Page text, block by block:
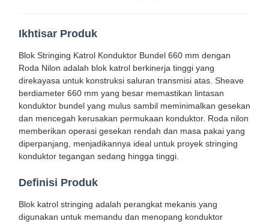
Ikhtisar Produk
Blok Stringing Katrol Konduktor Bundel 660 mm dengan
Roda Nilon adalah blok katrol berkinerja tinggi yang
direkayasa untuk konstruksi saluran transmisi atas. Sheave
berdiameter 660 mm yang besar memastikan lintasan
konduktor bundel yang mulus sambil meminimalkan gesekan
dan mencegah kerusakan permukaan konduktor. Roda nilon
memberikan operasi gesekan rendah dan masa pakai yang
diperpanjang, menjadikannya ideal untuk proyek stringing
konduktor tegangan sedang hingga tinggi.
Definisi Produk
Blok katrol stringing adalah perangkat mekanis yang
digunakan untuk memandu dan menopang konduktor